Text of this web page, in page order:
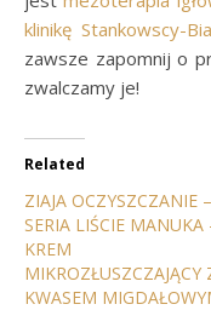
klinikę Stankowscy-
zawsze zapomnij o
zwalczamy je!
Related
ZIAJA OCZYSZCZANIE –
SERIA LIŚCIE MANUKA
KREM
MIKROZŁUSZCZAJĄCY
KWASEM